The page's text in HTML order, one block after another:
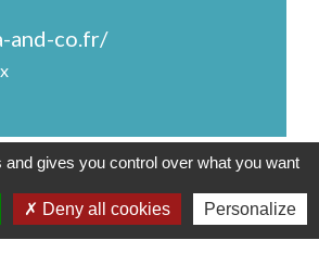
and-co.fr/
- 03 20 63 11 88
gives you control over what you want
Deny all cookies Personalize